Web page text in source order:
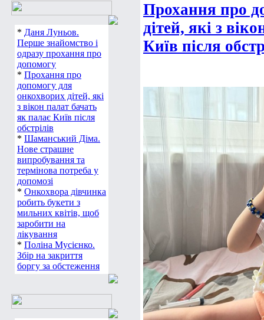
* Даня Луньов.
Перше знайомство і
одразу прохання про
допомогу
* Прохання про
допомогу для
онкохворих дітей, які
з вікон палат бачать
як палає Київ після
обстрілів
* Шаманський Діма.
Нове страшне
випробування та
термінова потреба у
допомозі
* Онкохвора дівчинка
робить букети з
мильних квітів, щоб
заробити на
лікування
* Поліна Мусієнко.
Збір на закриття
боргу за обстеження
Прохання про
дітей, які з
Київ після